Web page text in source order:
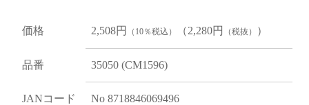
価格 2,508円 （10％税込） （2,280円 （税抜） ）
品番 35050 (CM1596)
JANコード No 8718846069496